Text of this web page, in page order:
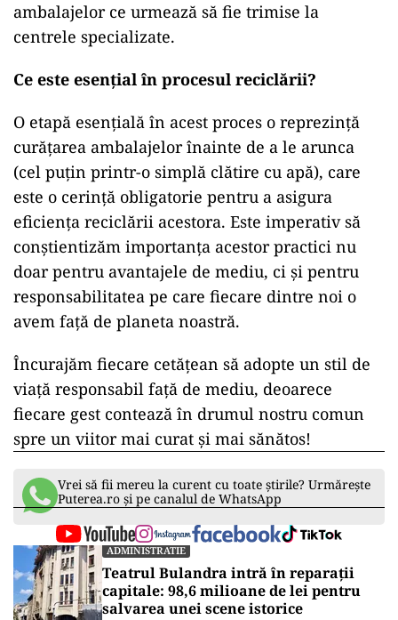
ambalajelor ce urmează să fie trimise la
centrele specializate.
Ce este esențial în procesul reciclării?
O etapă esențială în acest proces o reprezință
curățarea ambalajelor înainte de a le arunca
(cel puțin printr-o simplă clătire cu apă), care
este o cerință obligatorie pentru a asigura
eficiența reciclării acestora. Este imperativ să
conștientizăm importanța acestor practici nu
doar pentru avantajele de mediu, ci și pentru
responsabilitatea pe care fiecare dintre noi o
avem față de planeta noastră.
Încurajăm fiecare cetățean să adopte un stil de
viață responsabil față de mediu, deoarece
fiecare gest contează în drumul nostru comun
spre un viitor mai curat şi mai sănătos!
Vrei să fii mereu la curent cu toate știrile? Urmărește
Puterea.ro și pe canalul de WhatsApp
ADMINISTRATIE
Teatrul Bulandra intră în reparații
capitale: 98,6 milioane de lei pentru
salvarea unei scene istorice